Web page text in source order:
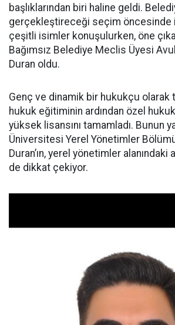
başlıklarından biri haline geldi.
gerçekleştireceği seçim öncesinde
çeşitli isimler konuşulurken, öne
Bağımsız Belediye Meclis Üyesi
Duran oldu.
Genç ve dinamik bir hukukçu olarak
hukuk eğitiminin ardından özel
yüksek lisansını tamamladı. Bunun
Üniversitesi Yerel Yönetimler
Duran’ın, yerel yönetimler
de dikkat çekiyor.